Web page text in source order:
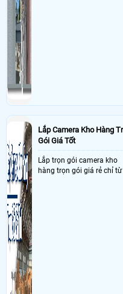
Lắp Camera Kho Hàng
Gói Giá Tốt
Lắp trọn gói camera kho
hàng trọn gói giá rẻ chỉ từ